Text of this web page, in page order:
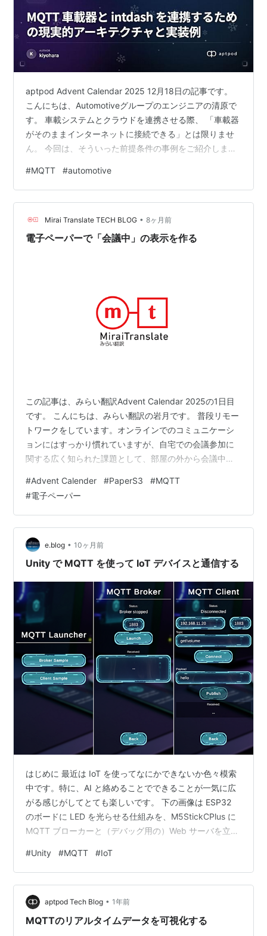
aptpod Advent Calendar 2025 12月18日の記事です。
こんにちは、Automotiveグループのエンジニアの清原で
す。 車載システムとクラウドを連携させる際、 「車載器
がそのままインターネットに接続できる」とは限りませ
ん。 今回は、そういった前提条件の事例をご紹介しま
車載器 WAN 上で稼働する intdash の間で、車両内の各
種状態や制御情報を双方向にやり取りする必要がありま
した。 しかし対象となる車載器は、以下のような制約を
持つ既存システムでした。 MQTT による通信機能のみを
備えている 車両内の閉塞網…
#MQTT #automotive
Mirai Translate TECH BLOG • 8ヶ月前
電子ペーパーで「会議中」の表示を作る
この記事は、みらい翻訳Advent Calendar 2025の1日目
です。 こんにちは、みらい翻訳の岩月です。 普段リモー
トワークをしています。オンラインでのコミュニケーシ
ョンにはすっかり慣れていますが、自宅での会議参加に
関する広く知られた課題として、部屋の外から会議中か
しては、ドアノブに会議中という札をかけておくという
手法が提案されていますが、会議の前後に部屋の外に出
て札のステータスを変更せねばならないというコストが
無視できないほど大きくなっています。 もう少しスマー
トに会議中かどうかを部屋の外へ伝えるために、画面を
持った何らかの電子デバ…
#Advent Calender #PaperS3 #MQTT
#電子ペーパー
e.blog • 10ヶ月前
Unity で MQTT を使って IoT デバイスと通信する
はじめに 最近は IoT を使ってなにかできないか色々模索
中です。特に、AI と絡めることでできることが一気に広
がる感じがしてとても楽しいです。 下の画像は ESP32
のボードに LED を光らせる仕組みを、M5StickCPlus に
MQTT ブローカーと（デバッグ用の）Web サーバを立ち
る、というデモの様子です。（本当は赤外線を飛ばす予
定。ただ分かりづらいので動画では普通の LED に差し替
えましたｗ） 最近、遅ればせながらIoTで色々模索中。AI
と絡めることでできることが一気に拡大する。あとシン
プルに新しいことやるのが楽しいｗ#…
#Unity #MQTT #IoT
aptpod Tech Blog • 1年前
MQTTのリアルタイムデータを可視化する